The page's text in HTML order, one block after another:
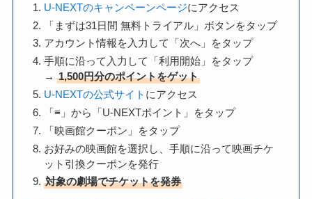
U-NEXTのキャンペーンページにアクセス
「まずは31日間 無料トライアル」ボタンをタップ
アカウント情報を入力して「次へ」をタップ
手順に沿って入力して「利用開始」をタップ
→1,500円分のポイントをゲット
U-NEXTの公式サイト にアクセス
「≡」から「U-NEXTポイント」をタップ
「映画館クーポン」をタップ
お好みの映画館を選択し、手順に沿って映画チケ
ット引換クーポンを発行
対象の劇場でチケットを発券